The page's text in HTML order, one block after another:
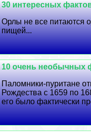
30 интересных
Орлы не все питаются
пищей...
10 очень необычных
Паломники-пуритане
Рождества с 1659 по
его было фактически